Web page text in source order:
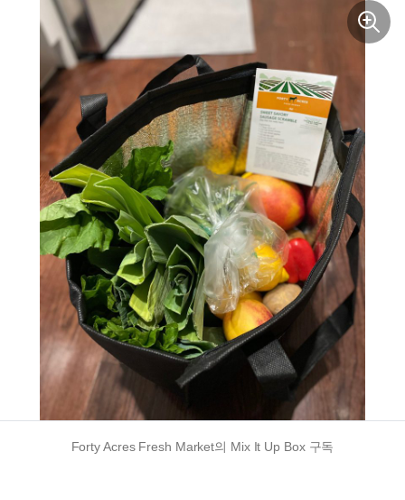
Forty Acres Fresh Market의 Mix It Up Box 구독